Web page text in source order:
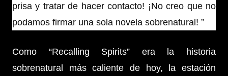
prisa y tratar de hacer contacto! ¡No creo que no
podamos firmar una sola novela sobrenatural! ”
Como “Recalling Spirits” era la historia
sobrenatural más caliente de hoy, la estación